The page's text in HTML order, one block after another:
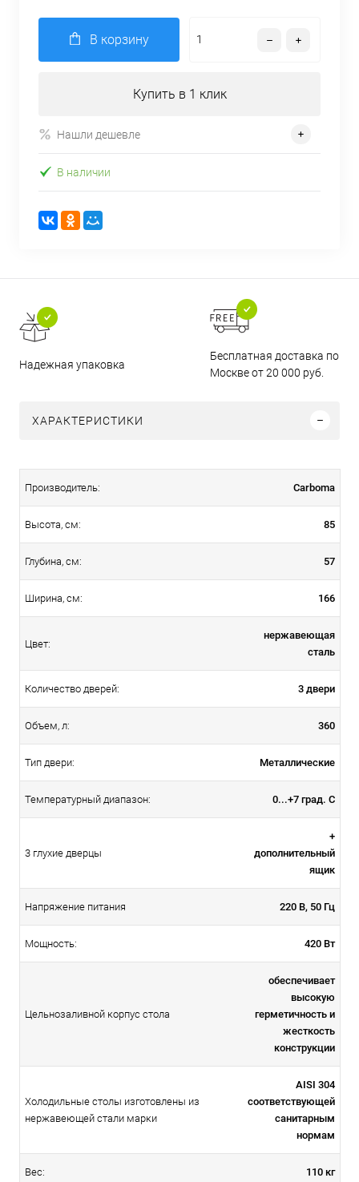
В корзину
Купить в 1 клик
Нашли дешевле
В наличии
Надежная упаковка
Бесплатная доставка по
Москве от 20 000 руб.
ХАРАКТЕРИСТИКИ
Производитель: Carboma
Высота, см: 85
Глубина, см: 57
Ширина, см: 166
Цвет:
нержавеющая
сталь
Количество дверей: 3 двери
Объем, л: 360
Тип двери: Металлические
Температурный диапазон: 0...+7 град. С
3 глухие дверцы
+
дополнительный
ящик
Напряжение питания 220 В, 50 Гц
Мощность: 420 Вт
Цельнозаливной корпус стола
обеспечивает
высокую
герметичность и
жесткость
конструкции
Холодильные столы изготовлены из
нержавеющей стали марки
AISI 304
соответствующей
санитарным
нормам
Вес: 110 кг